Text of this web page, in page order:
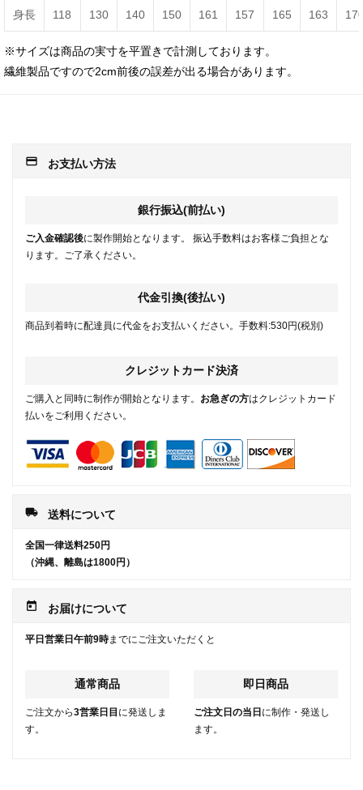
身長 118 130 140 150 161 157 165 163
※サイズは商品の実寸を平置きで計測しております。
繊維製品ですので2cm前後の誤差が出る場合があります。
payment お支払い方法
銀行振込(前払い)
ご入金確認後に製作開始となります。 振込手数料はお客様ご負担とな
ります。ご了承ください。
代金引換(後払い)
商品到着時に配達員に代金をお支払いください。手数料:530円(税別)
クレジットカード決済
ご購入と同時に制作が開始となります。 お急ぎの方はクレジットカード
払いをご利用ください。
local_shipping 送料について
全国一律送料250円
（沖縄、離島は1800円）
today お届けについて
平日営業日午前9時までにご注文いただくと
通常商品
ご注文から3営業日目 に発送しま
す。
即日商品
ご注文日の当日 に制作・発送し
ます。